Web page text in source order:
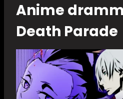
Anime
Death Parade